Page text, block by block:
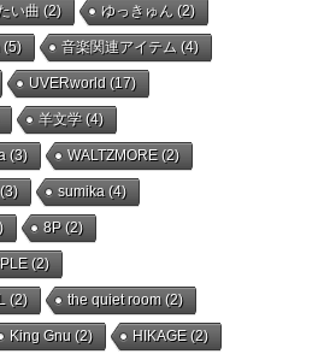
い曲 (2) ゆっきゅん (2)
(5) 音楽関連アイテム (4)
UVERworld (17)
羊文学(4)
(3) WALTZMORE(2)
sumika (4)
8P(2)
(2)
(2) the quiet room(2)
King Gnu (2) HIKAGE(2)